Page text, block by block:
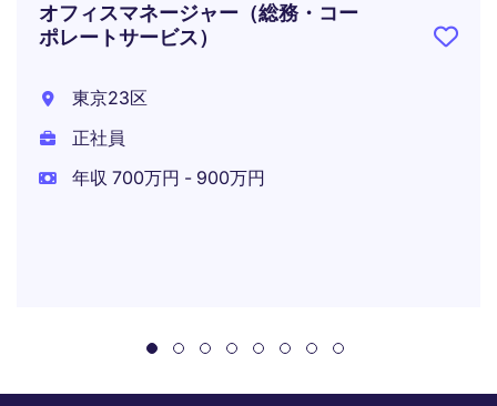
オフィスマネージャー（総務・コー
ポレートサービス）
東京23区
正社員
年収 700万円 - 900万円